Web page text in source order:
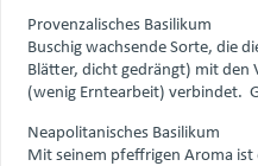
Provenzalisches Basilikum
Buschig wachsende Sorte, die
Blätter, dicht gedrängt) mit den
(wenig Erntearbeit) verbindet.
Neapolitanisches Basilikum
Mit seinem pfeffrigen Aroma ist